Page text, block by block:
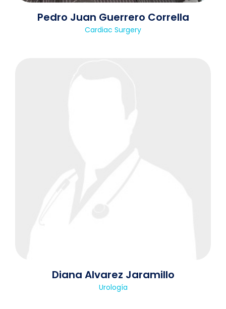
Pedro Juan Guerrero Corrella
Cardiac Surgery
Diana Alvarez Jaramillo
Urología